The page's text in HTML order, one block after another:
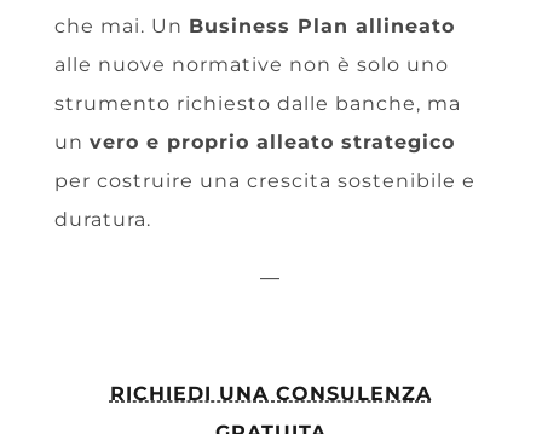
che mai. Un Business Plan allineato
alle nuove normative non è solo uno
strumento richiesto dalle banche, ma
un vero e proprio alleato strategico
per costruire una crescita sostenibile e
duratura.
—
RICHIEDI UNA CONSULENZA